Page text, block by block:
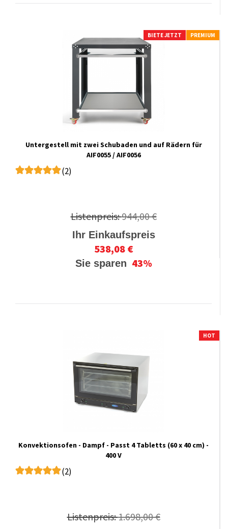
BIETE JETZT PREMIUM
Untergestell mit zwei Schubaden und auf Rädern für
AIF0055 / AIF0056
(2)
Listenpreis:944,00 €
Ihr Einkaufspreis
538,08 €
Sie sparen 43%
HOT
Konvektionsofen - Dampf - Passt 4 Tabletts (60 x 40 cm) -
400 V
(2)
Listenpreis:1.698,00 €